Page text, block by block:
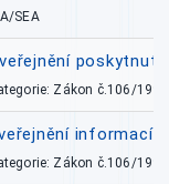
SEA
Zákon č.106/1999
informací
Zákon č.106/1999